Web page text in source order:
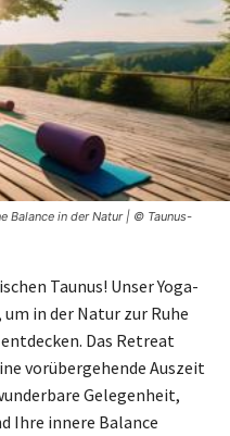
Balance in der Natur | © Taunus-
Taunus! Unser Yoga-
in der Natur zur Ruhe
Das Retreat
vorübergehende Auszeit
Gelegenheit,
Ihre innere Balance